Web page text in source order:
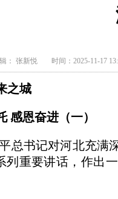
： 张新悦 时间：2025-11-17
之城
恩奋进（一）
总书记对河北充满
列重要讲话，作出